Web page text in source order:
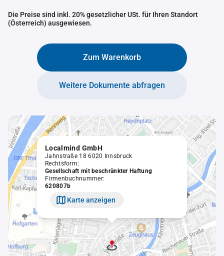
Die Preise sind inkl. 20% gesetzlicher USt. für Ihren Standort
(Österreich) ausgewiesen.
Zum Warenkorb
Weitere Dokumente abfragen
Localmind GmbH
Jahnstraße 18 6020 Innsbruck
Rechtsform:
Gesellschaft mit beschränkter Haftung
Firmenbuchnummer:
620807b
Karte anzeigen